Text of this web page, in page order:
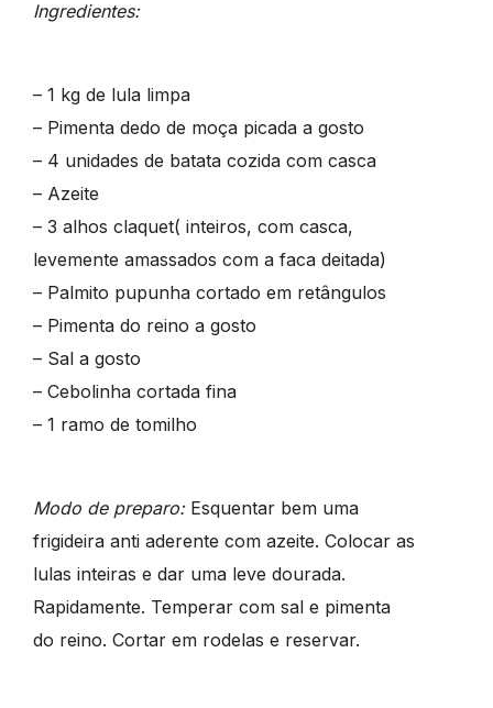
Ingredientes:
– 1 kg de lula limpa
– Pimenta dedo de moça picada a gosto
– 4 unidades de batata cozida com casca
– Azeite
– 3 alhos claquet( inteiros, com casca,
levemente amassados com a faca deitada)
– Palmito pupunha cortado em retângulos
– Pimenta do reino a gosto
– Sal a gosto
– Cebolinha cortada fina
– 1 ramo de tomilho
Modo de preparo: Esquentar bem uma
frigideira anti aderente com azeite. Colocar as
lulas inteiras e dar uma leve dourada.
Rapidamente. Temperar com sal e pimenta
do reino. Cortar em rodelas e reservar.